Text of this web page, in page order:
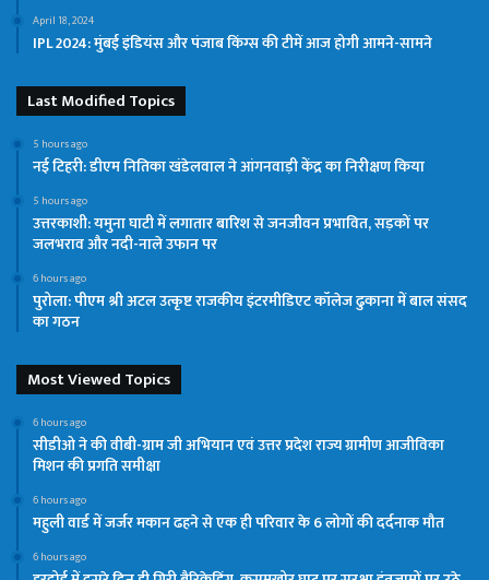
April 18, 2024
IPL 2024: मुंबई इंडियंस और पंजाब किंग्स की टीमें आज होगी आमने-सामने
Last Modified Topics
5 hours ago
नई टिहरी: डीएम नितिका खंडेलवाल ने आंगनवाड़ी केंद्र का निरीक्षण किया
5 hours ago
उत्तरकाशी: यमुना घाटी में लगातार बारिश से जनजीवन प्रभावित, सड़कों पर
जलभराव और नदी-नाले उफान पर
6 hours ago
पुरोला: पीएम श्री अटल उत्कृष्ट राजकीय इंटरमीडिएट कॉलेज ढुकाना में बाल संसद
का गठन
Most Viewed Topics
6 hours ago
सीडीओ ने की वीबी-ग्राम जी अभियान एवं उत्तर प्रदेश राज्य ग्रामीण आजीविका
मिशन की प्रगति समीक्षा
6 hours ago
महुली वार्ड में जर्जर मकान ढहने से एक ही परिवार के 6 लोगों की दर्दनाक मौत
6 hours ago